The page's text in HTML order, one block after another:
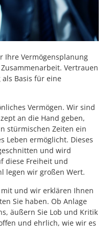
Ihre Vermögensplanung
Vertrauen
Basis für eine
Vermögen. Wir sind
an die Hand geben,
stürmischen Zeiten ein
Leben ermöglicht. Dieses
und wird
diese Freiheit und
legen wir großen Wert.
und wir erklären Ihnen
Sie haben. Ob Anlage
äußern Sie Lob und Kritik
und ehrlich, wie wir es